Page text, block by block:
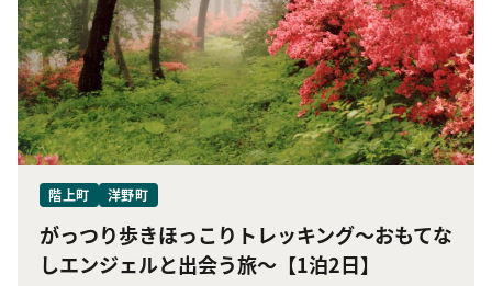
階上町 洋野町
がっつり歩きほっこりトレッキング〜おもてな
しエンジェルと出会う旅〜【1泊2日】